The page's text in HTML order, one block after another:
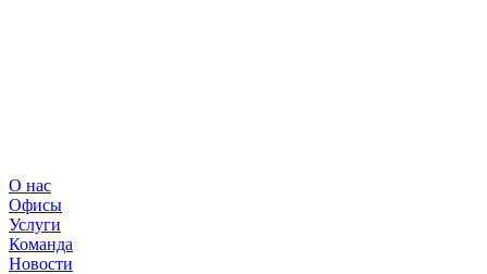
О нас
Офисы
Услуги
Команда
Новости